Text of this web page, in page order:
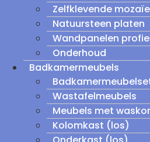
Zelfklevende
Natuursteen platen
Wandpanelen
Onderhoud
Badkamermeubels
Wastafelmeubels
Meubels met
Kolomkast (los)